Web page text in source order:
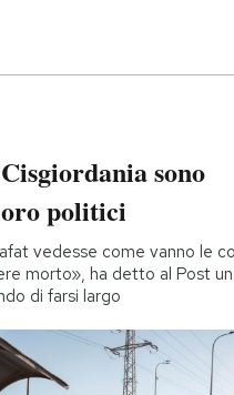
sono
politici
vedesse come vanno le
morto», ha detto al Post
di farsi largo